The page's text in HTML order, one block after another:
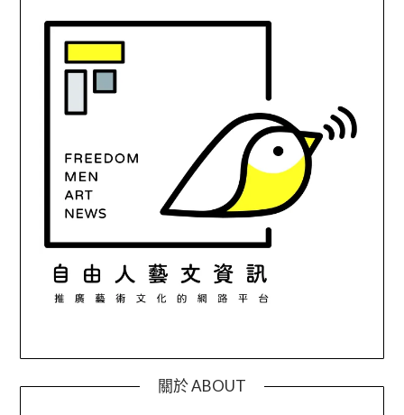
關於 ABOUT